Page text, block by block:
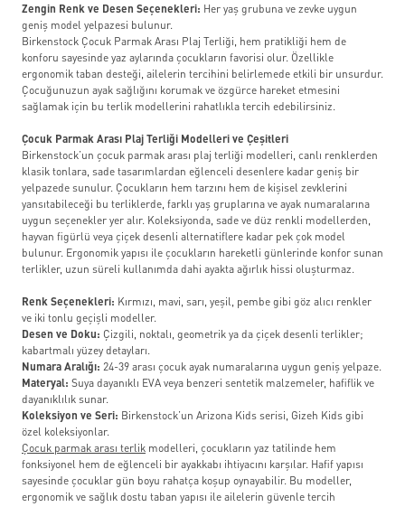
Zengin Renk ve Desen Seçenekleri: Her yaş grubuna ve zevke uygun
geniş model yelpazesi bulunur.
Birkenstock Çocuk Parmak Arası Plaj Terliği, hem pratikliği hem de
konforu sayesinde yaz aylarında çocukların favorisi olur. Özellikle
ergonomik taban desteği, ailelerin tercihini belirlemede etkili bir unsurdur.
Çocuğunuzun ayak sağlığını korumak ve özgürce hareket etmesini
sağlamak için bu terlik modellerini rahatlıkla tercih edebilirsiniz.
Çocuk Parmak Arası Plaj Terliği Modelleri ve Çeşitleri
Birkenstock’un çocuk parmak arası plaj terliği modelleri, canlı renklerden
klasik tonlara, sade tasarımlardan eğlenceli desenlere kadar geniş bir
yelpazede sunulur. Çocukların hem tarzını hem de kişisel zevklerini
yansıtabileceği bu terliklerde, farklı yaş gruplarına ve ayak numaralarına
uygun seçenekler yer alır. Koleksiyonda, sade ve düz renkli modellerden,
hayvan figürlü veya çiçek desenli alternatiflere kadar pek çok model
bulunur. Ergonomik yapısı ile çocukların hareketli günlerinde konfor sunan
terlikler, uzun süreli kullanımda dahi ayakta ağırlık hissi oluşturmaz.
Renk Seçenekleri: Kırmızı, mavi, sarı, yeşil, pembe gibi göz alıcı renkler
ve iki tonlu geçişli modeller.
Desen ve Doku: Çizgili, noktalı, geometrik ya da çiçek desenli terlikler;
kabartmalı yüzey detayları.
Numara Aralığı: 24-39 arası çocuk ayak numaralarına uygun geniş yelpaze.
Materyal: Suya dayanıklı EVA veya benzeri sentetik malzemeler, hafiflik ve
dayanıklılık sunar.
Koleksiyon ve Seri: Birkenstock’un Arizona Kids serisi, Gizeh Kids gibi
özel koleksiyonlar.
Çocuk parmak arası terlik modelleri, çocukların yaz tatilinde hem
fonksiyonel hem de eğlenceli bir ayakkabı ihtiyacını karşılar. Hafif yapısı
sayesinde çocuklar gün boyu rahatça koşup oynayabilir. Bu modeller,
ergonomik ve sağlık dostu taban yapısı ile ailelerin güvenle tercih